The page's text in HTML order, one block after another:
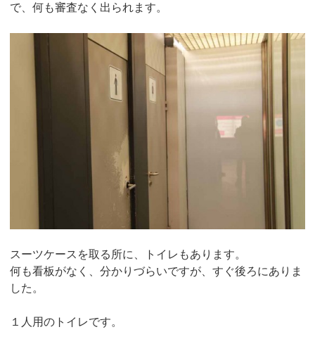
で、何も審査なく出られます。
スーツケースを取る所に、トイレもあります。
何も看板がなく、分かりづらいですが、すぐ後ろにありま
した。
１人用のトイレです。